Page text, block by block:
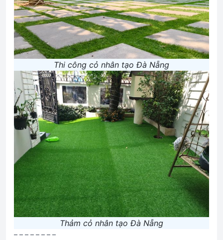
Thi công cỏ nhân tạo Đà Nẵng
Thảm cỏ nhân tạo Đà Nẵng
– – – – – – – –